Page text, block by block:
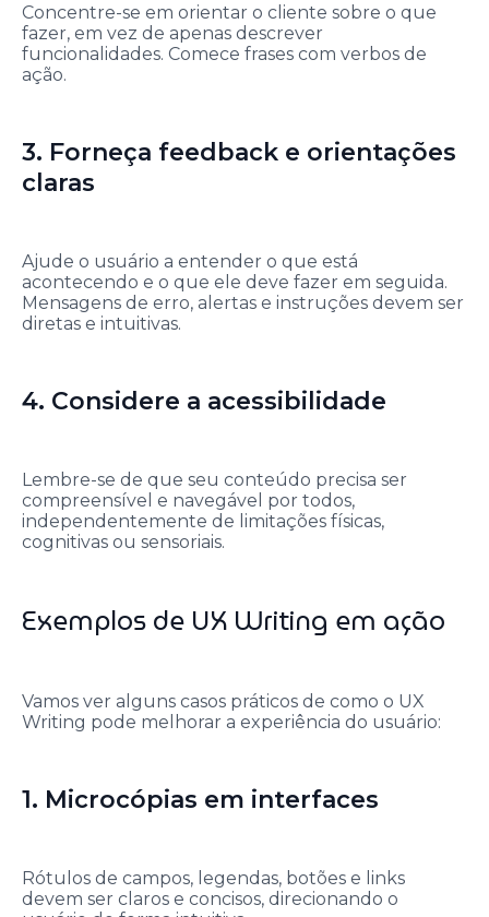
Concentre-se em orientar o cliente sobre o que
fazer, em vez de apenas descrever
funcionalidades. Comece frases com verbos de
ação.
3. Forneça feedback e orientações
claras
Ajude o usuário a entender o que está
acontecendo e o que ele deve fazer em seguida.
Mensagens de erro, alertas e instruções devem ser
diretas e intuitivas.
4. Considere a acessibilidade
Lembre-se de que seu conteúdo precisa ser
compreensível e navegável por todos,
independentemente de limitações físicas,
cognitivas ou sensoriais.
Exemplos de UX Writing em ação
Vamos ver alguns casos práticos de como o UX
Writing pode melhorar a experiência do usuário:
1. Microcópias em interfaces
Rótulos de campos, legendas, botões e links
devem ser claros e concisos, direcionando o